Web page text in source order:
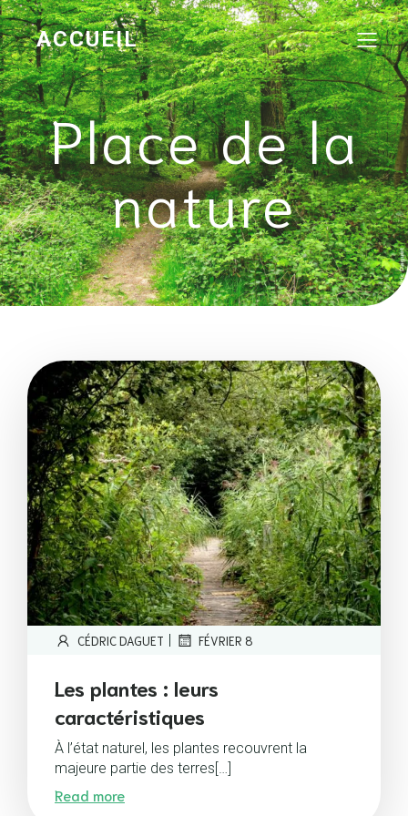
ACCUEIL
Place de la
nature
CÉDRIC DAGUET | FÉVRIER 8
Les plantes : leurs
caractéristiques
À l’état naturel, les plantes recouvrent la
majeure partie des terres[…]
Read more